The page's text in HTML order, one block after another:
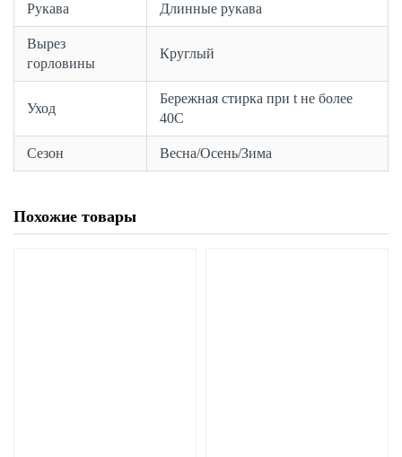
Рукава Длинные рукава
Вырез
горловины
Круглый
Уход
Бережная стирка при t не более
40С
Сезон Весна/Осень/Зима
Похожие товары